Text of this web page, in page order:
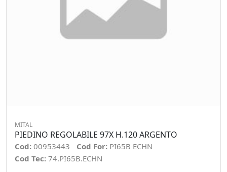
MITAL
PIEDINO REGOLABILE 97X H.120 ARGENTO
Cod: 00953443 Cod For: PI65B ECHN
Cod Tec: 74.PI65B.ECHN